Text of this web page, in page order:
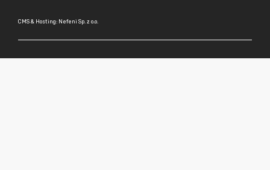
CMS & Hosting: Nefeni Sp. z o.o.